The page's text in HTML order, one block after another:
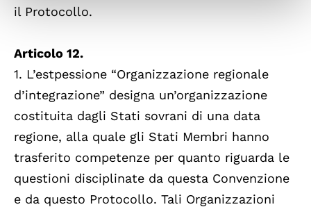
il Protocollo.
Articolo 12.
1. L’estpessione “Organizzazione regionale
d’integrazione” designa un’organizzazione
costituita dagli Stati sovrani di una data
regione, alla quale gli Stati Membri hanno
trasferito competenze per quanto riguarda le
questioni disciplinate da questa Convenzione
e da questo Protocollo. Tali Organizzazioni